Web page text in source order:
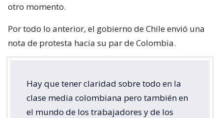
otro momento.
Por todo lo anterior, el gobierno de Chile envió una
nota de protesta hacia su par de Colombia.
Hay que tener claridad sobre todo en la
clase media colombiana pero también en
el mundo de los trabajadores y de los